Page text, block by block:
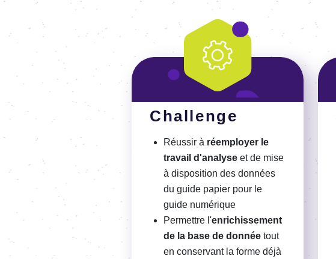
Challenge
Réussir à réemployer le
travail d'analyse et de mise
à disposition des données
du guide papier pour le
guide numérique
Permettre l'enrichissement
de la base de donnée tout
en conservant la forme déjà